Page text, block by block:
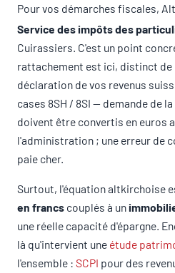
Pour vos démarches fiscales,
Service des impôts des
Cuirassiers. C'est un point
rattachement est ici, distinct de
déclaration de vos revenus
cases 8SH / 8SI — demande de
doivent être convertis en euros
l'administration ; une erreur de
paie cher.
Surtout, l'équation altkirchoise
en francs couplés à un
une réelle capacité d'épargne.
là qu'intervient une étude
l'ensemble : SCPI pour des